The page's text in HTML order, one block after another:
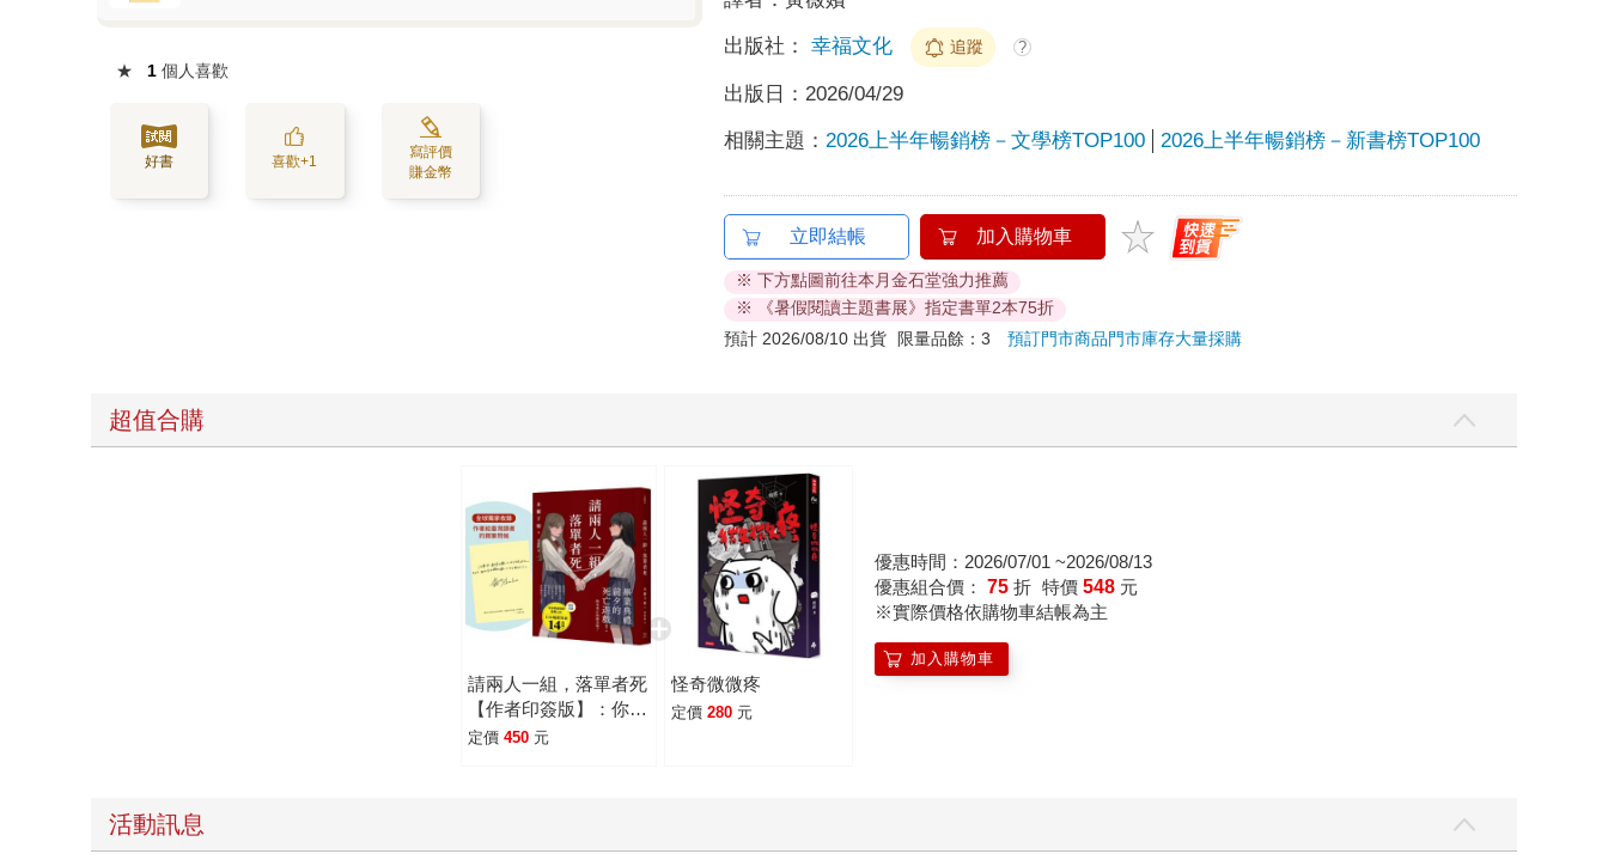
★ 1 個人喜歡
好書 喜歡+1
寫評價
賺金幣
出版社： 幸福文化 追蹤 ?
出版日： 2026/04/29
相關主題： 2026上半年暢銷榜－文學榜TOP100 2026上半年暢銷榜－新書榜TOP100
立即結帳 加入購物車
※ 下方點圖前往本月金石堂強力推薦
※ 《暑假閱讀主題書展》指定書單2本75折
預計 2026/08/10 出貨
限量品餘：3預訂門市商品門市庫存大量採購
超值合購
請兩人一組，落單者死
【作者印簽版】：你，
真的有朋友嗎？沒人跟
定價 450 元
怪奇微微疼
定價 280 元
優惠時間：2026/07/01 ~2026/08/13
優惠組合價： 75 折 特價 548 元
※實際價格依購物車結帳為主
加入購物車
活動訊息